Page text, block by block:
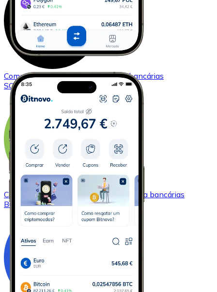
ComprarSolanacom transferência bancárias
SOL
ComprarBitcoin Cash
com transferência bancárias
BCH